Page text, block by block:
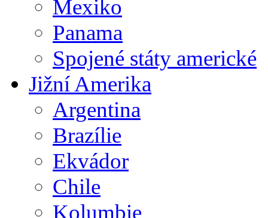
Mexiko
Panama
Spojené státy americké
Jižní Amerika
Argentina
Brazílie
Ekvádor
Chile
Kolumbie